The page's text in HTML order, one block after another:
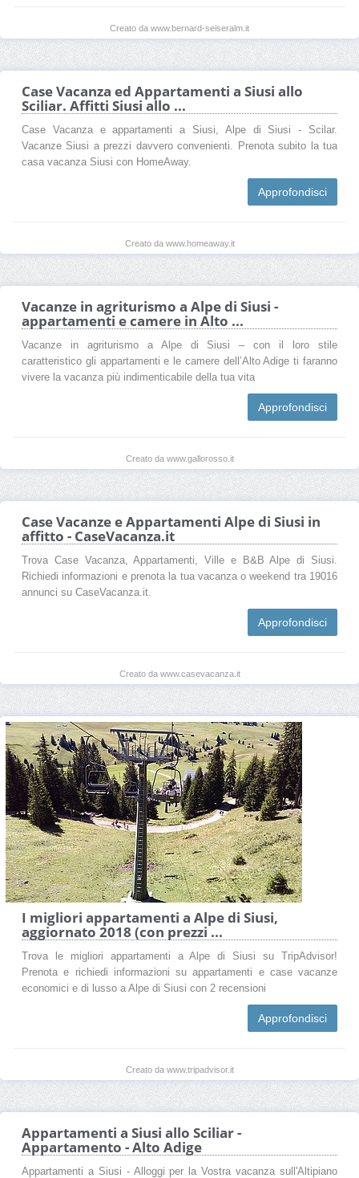
Creato da www.bernard-seiseralm.it
Case Vacanza ed Appartamenti a Siusi allo
Sciliar. Affitti Siusi allo ...
Case Vacanza e appartamenti a Siusi, Alpe di Siusi - Scilar.
Vacanze Siusi a prezzi davvero convenienti. Prenota subito la tua
casa vacanza Siusi con HomeAway.
Approfondisci
Creato da www.homeaway.it
Vacanze in agriturismo a Alpe di Siusi -
appartamenti e camere in Alto ...
Vacanze in agriturismo a Alpe di Siusi – con il loro stile
caratteristico gli appartamenti e le camere dell’Alto Adige ti faranno
vivere la vacanza più indimenticabile della tua vita
Approfondisci
Creato da www.gallorosso.it
Case Vacanze e Appartamenti Alpe di Siusi in
affitto - CaseVacanza.it
Trova Case Vacanza, Appartamenti, Ville e B&B Alpe di Siusi.
Richiedi informazioni e prenota la tua vacanza o weekend tra 19016
annunci su CaseVacanza.it.
Approfondisci
Creato da www.casevacanza.it
I migliori appartamenti a Alpe di Siusi,
aggiornato 2018 (con prezzi ...
Trova le migliori appartamenti a Alpe di Siusi su TripAdvisor!
Prenota e richiedi informazioni su appartamenti e case vacanze
economici e di lusso a Alpe di Siusi con 2 recensioni
Approfondisci
Creato da www.tripadvisor.it
Appartamenti a Siusi allo Sciliar -
Appartamento - Alto Adige
Appartamenti a Siusi - Alloggi per la Vostra vacanza sull'Altipiano